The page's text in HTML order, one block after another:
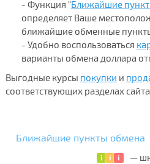
- Функция "Ближайшие
определяет Ваше
ближайшие обменные
- Удобно воспользоваться
варианты обмена доллара
Выгодные курсы покупки и
соответствующих разделах
Ближайшие пункты обмена
—